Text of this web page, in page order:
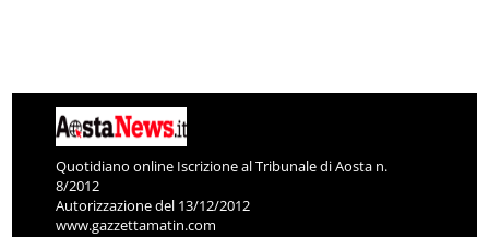
Quotidiano online Iscrizione al Tribunale di Aosta n.
8/2012
Autorizzazione del 13/12/2012
www.gazzettamatin.com